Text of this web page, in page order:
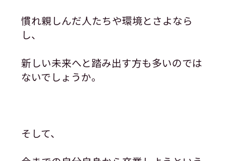
慣れ親しんだ人たちや環境とさよなら
し、
新しい未来へと踏み出す方も多いのでは
ないでしょうか。
そして、